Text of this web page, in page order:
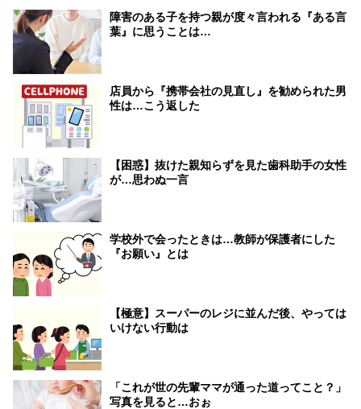
障害のある子を持つ親が度々言われる『ある言
葉』に思うことは…
店員から『携帯会社の見直し』を勧められた男
性は…こう返した
【困惑】抜けた親知らずを見た歯科助手の女性
が…思わぬ一言
学校外で会ったときは…教師が保護者にした
『お願い』とは
【極意】スーパーのレジに並んだ後、やっては
いけない行動は
「これが世の先輩ママが通った道ってこと？」
写真を見ると…おぉ